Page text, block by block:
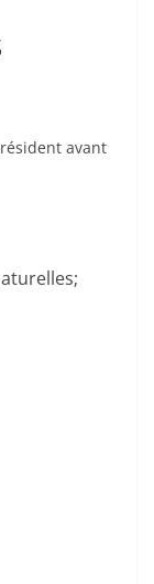
avant